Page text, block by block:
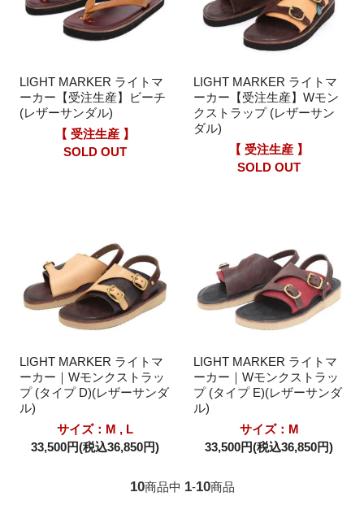
LIGHT MARKER ライトマ
ーカー【受注生産】ビーチ
(レザーサンダル)
【 受注生産 】
SOLD OUT
LIGHT MARKER ライトマ
ーカー【受注生産】Wモン
クストラップ (レザーサン
ダル)
【 受注生産 】
SOLD OUT
LIGHT MARKER ライトマ
ーカー｜Wモンクストラッ
プ (タイプ D)(レザーサンダ
ル)
サイズ：M , L
33,500円(税込36,850円)
LIGHT MARKER ライトマ
ーカー｜Wモンクストラッ
プ (タイプ E)(レザーサンダ
ル)
サイズ：M
33,500円(税込36,850円)
10商品中 1-10商品